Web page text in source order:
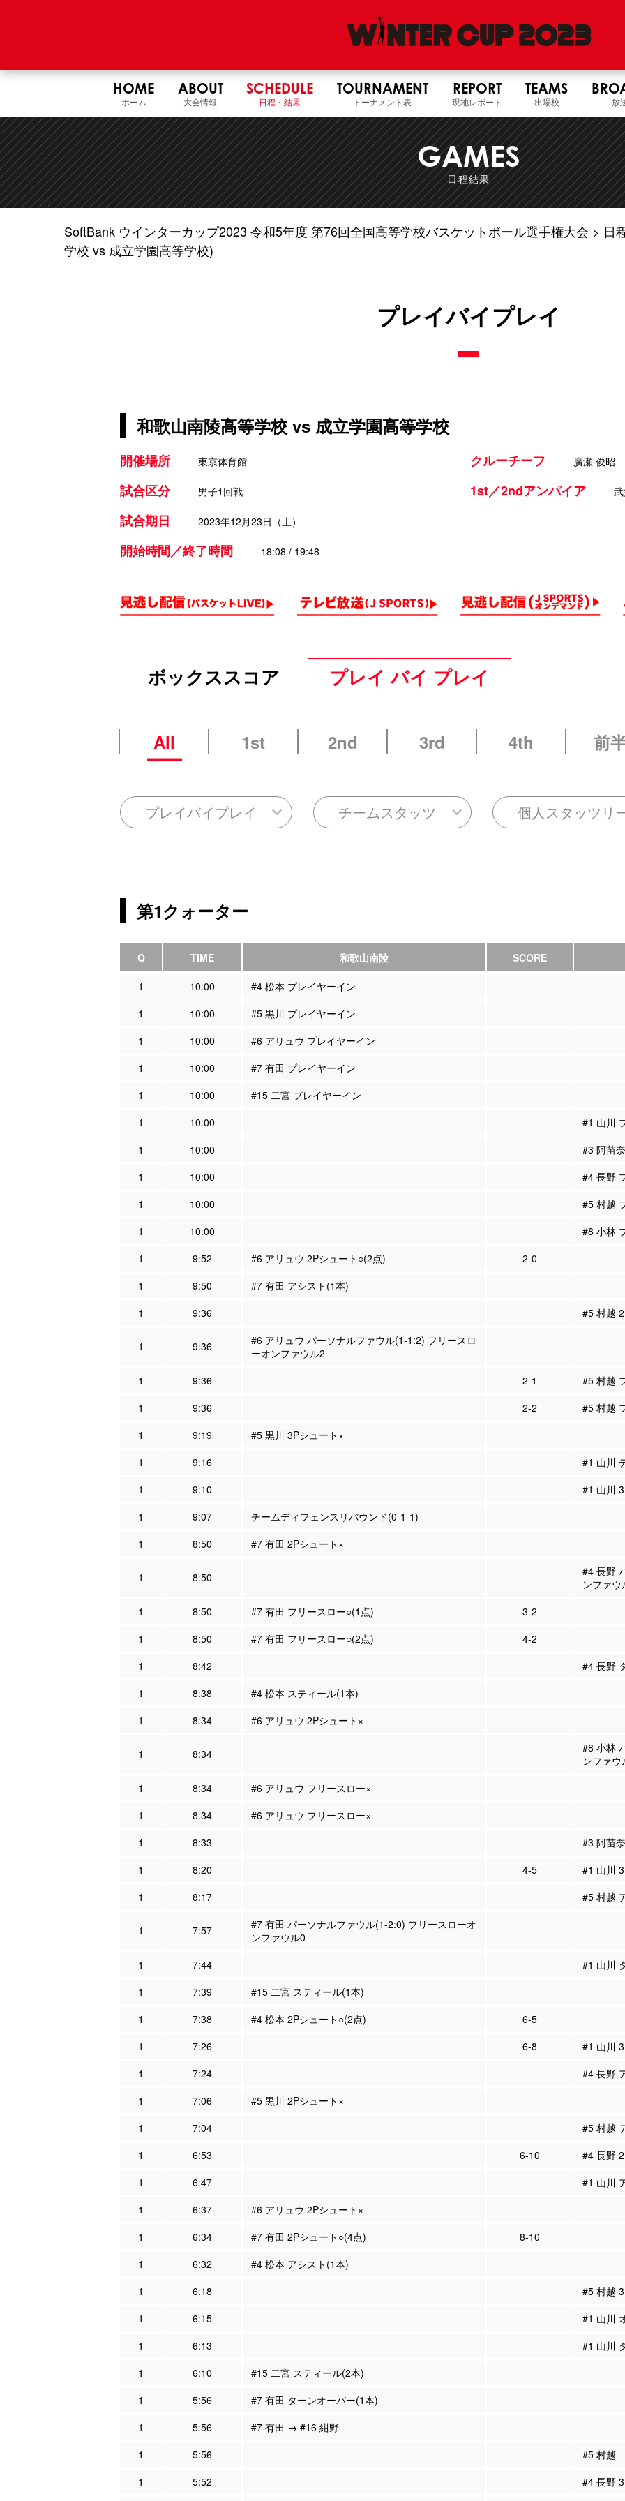
HOME
ホーム
ABOUT
大会情報
SCHEDULE
日程・結果
TOURNAMENT
トーナメント表
REPORT
現地レポート
TEAMS
出場校 放
GAMES
日程結果
SoftBank ウインターカップ2023 令和5年度 第76回全国高等学校バスケットボール選手権大会 日
学校 vs 成立学園高等学校)
プレイバイプレイ
和歌山南陵高等学校 vs 成立学園高等学校
開催場所 東京体育館
試合区分 男子1回戦
試合期日 2023年12月23日（土）
開始時間／終了時間 18:08 / 19:48
クルーチーフ 廣瀬 俊昭
1st／2ndアンパイア
ボックススコア プレイ バイ プレイ
All 1st 2nd 3rd 4th 前
プレイバイプレイ チームスタッツ 個人スタッツリ
第1クォーター
Q TIME 和歌山南陵 SCORE
1 10:00
#4 松本 プレイヤーイン
1
10:00
#5 黒川 プレイヤーイン
1
10:00
#6 アリュウ プレイヤーイン
1
10:00
#7 有田 プレイヤーイン
1
10:00
#15 二宮 プレイヤーイン
1
10:00
#1 山川
1
10:00
#3 阿苗
1
10:00
#4 長野
1
10:00
#5 村越
1
10:00
#8 小林
1
9:52 #6 アリュウ 2Pシュート○(2点)
2-0
1
9:50
#7 有田 アシスト(1本)
1
9:36 #5 村越
1 9:36
#6 アリュウ パーソナルファウル(1-1:2) フリースロ
ーオンファウル2
1
9:36 2-1
#5 村越
1
9:36 2-2
#5 村越
1
9:19
#5 黒川 3Pシュート×
1
9:16
#1 山川
1
9:10
#1 山川
1
9:07
チームディフェンスリバウンド(0-1-1)
1
8:50 #7 有田 2Pシュート×
1 8:50
#4 長野
ンファウ
1
8:50 #7 有田 フリースロー○(1点)
3-2
1
8:50 #7 有田 フリースロー○(2点)
4-2
1
8:42
#4 長野
1
8:38
#4 松本 スティール(1本)
1
8:34 #6 アリュウ 2Pシュート×
1 8:34
#8 小林
ンファウ
1
8:34
#6 アリュウ フリースロー×
1
8:34
#6 アリュウ フリースロー×
1
8:33
#3 阿苗
1
8:20 4-5
#1 山川
1
8:17 #5 村越
1 7:57
#7 有田 パーソナルファウル(1-2:0) フリースローオ
ンファウル0
1
7:44
#1 山川
1
7:39
#15 二宮 スティール(1本)
1
7:38 #4 松本 2Pシュート○(2点)
6-5
1
7:26 6-8
#1 山川
1
7:24
#4 長野
1
7:06
#5 黒川 2Pシュート×
1
7:04
#5 村越
1
6:53 6-10
#4 長野
1
6:47
#1 山川
1
6:37
#6 アリュウ 2Pシュート×
1
6:34 #7 有田 2Pシュート○(4点)
8-10
1
6:32
#4 松本 アシスト(1本)
1
6:18
#5 村越
1
6:15
#1 山川
1
6:13
#1 山川
1
6:10
#15 二宮 スティール(2本)
1
5:56
#7 有田 ターンオーバー(1本)
1
5:56
#7 有田 → #16 紺野
1
5:56
#5 村越
1
5:52 #4 長野